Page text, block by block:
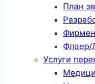
План
Флаер/
Услуги